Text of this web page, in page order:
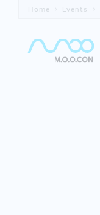
Home Events